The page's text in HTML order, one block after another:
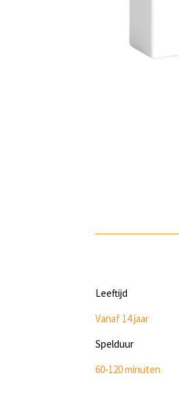
Leeftijd
Vanaf 14 jaar
Spelduur
60-120 minuten